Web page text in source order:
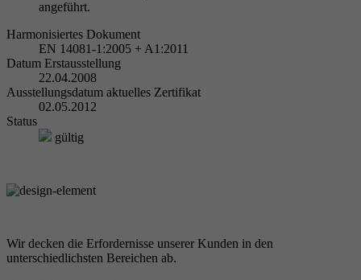
angeführt.
Harmonisiertes Dokument
EN 14081-1:2005 + A1:2011
Datum Erstausstellung
22.04.2008
Ausstellungsdatum aktuelles Zertifikat
02.05.2012
Status
gültig
Wir decken die Erfordernisse unserer Kunden in den
unterschiedlichsten Bereichen ab.